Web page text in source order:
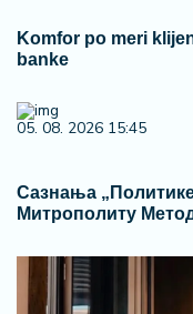
Komfor po meri
banke
05. 08. 2026 15:45
Сазнања
Митрополиту